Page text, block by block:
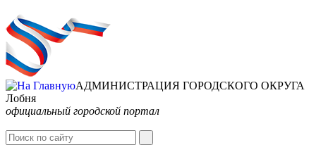
АДМИНИСТРАЦИЯ ГОРОДСКОГО ОКРУГА
Лобня
официальный городской портал